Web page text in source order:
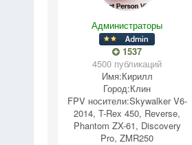
Администраторы
1537
4500 публикаций
Имя:Кирилл
Город:Клин
FPV носители:Skywalker V6-
2014, T-Rex 450, Reverse,
Phantom ZX-61, Discovery
Pro, ZMR250